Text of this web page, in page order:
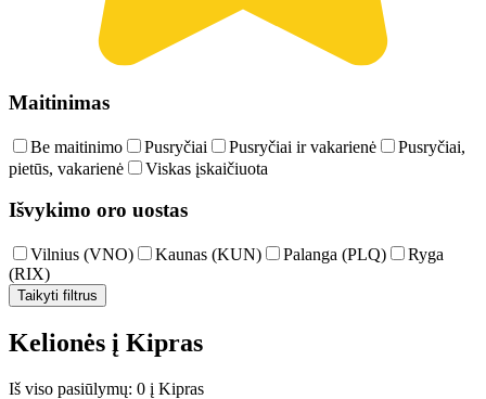
Maitinimas
Be maitinimo Pusryčiai Pusryčiai ir vakarienė
Pusryčiai,
pietūs, vakarienė
Viskas įskaičiuota
Išvykimo oro uostas
Vilnius (VNO) Kaunas (KUN) Palanga (PLQ)
Ryga
(RIX)
Taikyti filtrus
Kelionės į Kipras
Iš viso pasiūlymų: 0 į Kipras